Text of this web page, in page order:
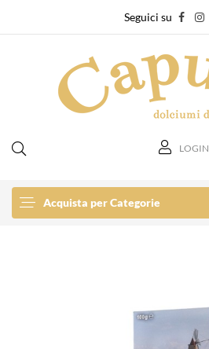
Seguici su
LOGIN
Acquista per Categorie